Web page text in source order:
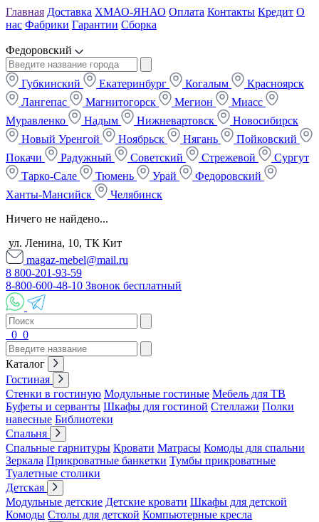
Главная Доставка ХМАО-ЯНАО Оплата Контакты Кредит О
нас Фабрики Гарантии Сборка
Федоровский
Губкинский Екатеринбург Когалым
Красноярск
Лангепас
Магнитогорск Мегион
Миасс
Муравленко
Надым Нижневартовск
Новосибирск
Новый Уренгой
Ноябрьск Нягань
Пойковский
Покачи
Радужный Советский Стрежевой
Сургут
Тарко-Сале
Тюмень Урай
Федоровский
Ханты-Мансийск
Челябинск
Ничего не найдено...
ул. Ленина, 10, ТК Кит
magaz-mebel@mail.ru
8 800-201-93-59
8-800-600-48-10 Звонок бесплатный
0 0
Каталог
Гостиная
Стенки в гостиную Модульные гостиные Мебель для ТВ
Буфеты и серванты Шкафы для гостиной Стеллажи Полки
навесные Библиотеки
Спальня
Спальные гарнитуры Кровати Матрасы Комоды для спальни
Зеркала Прикроватные банкетки Тумбы прикроватные
Туалетные столики
Детская
Модульные детские Детские кровати Шкафы для детской
Комоды Столы для детской Компьютерные кресла